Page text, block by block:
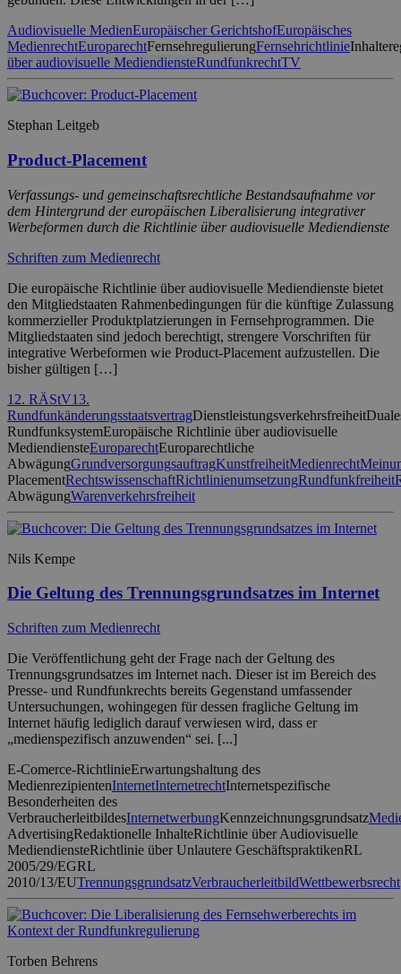
Audiovisuelle MedienEuropäischer GerichtshofEuropäisches
MedienrechtEuroparechtFernsehregulierungFernsehrichtlinie
über audiovisuelle MediendiensteRundfunkrechtTV
Stephan Leitgeb
Product-Placement
Verfassungs- und gemeinschaftsrechtliche Bestandsaufnahme vor
dem Hintergrund der europäischen Liberalisierung integrativer
Werbeformen durch die Richtlinie über audiovisuelle Mediendienste
Schriften zum Medienrecht
Die europäische Richtlinie über audiovisuelle Mediendienste bietet
den Mitgliedstaaten Rahmenbedingungen für die künftige Zulassung
kommerzieller Produktplatzierungen in Fernsehprogrammen. Die
Mitgliedstaaten sind jedoch berechtigt, strengere Vorschriften für
integrative Werbeformen wie Product-Placement aufzustellen. Die
bisher gültigen […]
12. RÄStV13.
RundfunkänderungsstaatsvertragDienstleistungsverkehrsfreiheit
RundfunksystemEuropäische Richtlinie über audiovisuelle
MediendiensteEuroparechtEuroparechtliche
AbwägungGrundversorgungsauftragKunstfreiheitMedienrecht
PlacementRechtswissenschaftRichtlinienumsetzungRundfunkfreiheit
AbwägungWarenverkehrsfreiheit
Nils Kempe
Die Geltung des Trennungsgrundsatzes im Internet
Schriften zum Medienrecht
Die Veröffentlichung geht der Frage nach der Geltung des
Trennungsgrundsatzes im Internet nach. Dieser ist im Bereich des
Presse- und Rundfunkrechts bereits Gegenstand umfassender
Untersuchungen, wohingegen für dessen fragliche Geltung im
Internet häufig lediglich darauf verwiesen wird, dass er
„medienspezifisch anzuwenden“ sei. [...]
E-Comerce-RichtlinieErwartungshaltung des
MedienrezipientenInternetInternetrechtInternetspezifische
Besonderheiten des
VerbraucherleitbildesInternetwerbungKennzeichnungsgrundsatz
AdvertisingRedaktionelle InhalteRichtlinie über Audiovisuelle
MediendiensteRichtlinie über Unlautere GeschäftspraktikenRL
2005/29/EGRL
2010/13/EUTrennungsgrundsatzVerbraucherleitbildWettbewerbsrecht
Torben Behrens